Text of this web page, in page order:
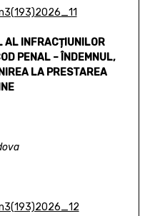
AL INFRACȚIUNILOR
PENAL – ÎNDEMNUL,
LA PRESTAREA